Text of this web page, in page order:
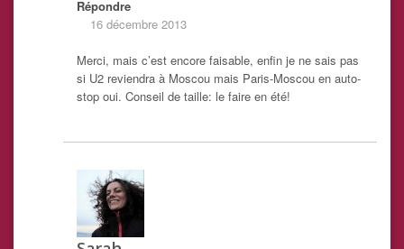
Répondre
16 décembre 2013
Merci, mais c’est encore faisable, enfin je ne sais pas
si U2 reviendra à Moscou mais Paris-Moscou en auto-
stop oui. Conseil de taille: le faire en été!